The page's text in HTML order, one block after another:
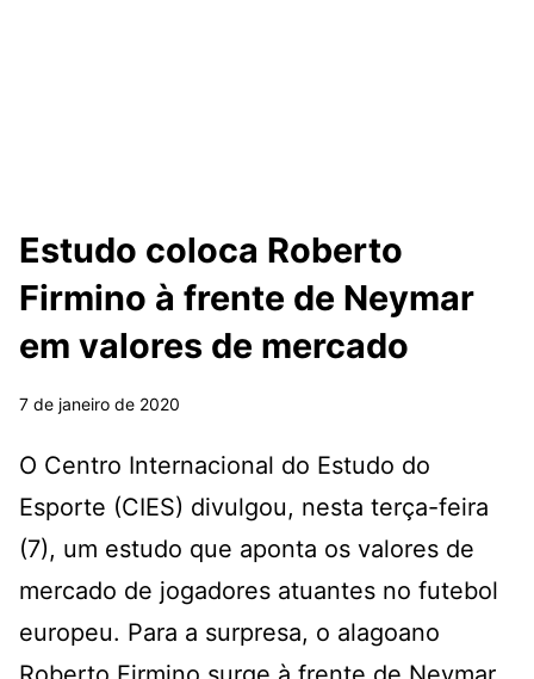
Estudo coloca Roberto
Firmino à frente de Neymar
em valores de mercado
7 de janeiro de 2020
O Centro Internacional do Estudo do
Esporte (CIES) divulgou, nesta terça-feira
(7), um estudo que aponta os valores de
mercado de jogadores atuantes no futebol
europeu. Para a surpresa, o alagoano